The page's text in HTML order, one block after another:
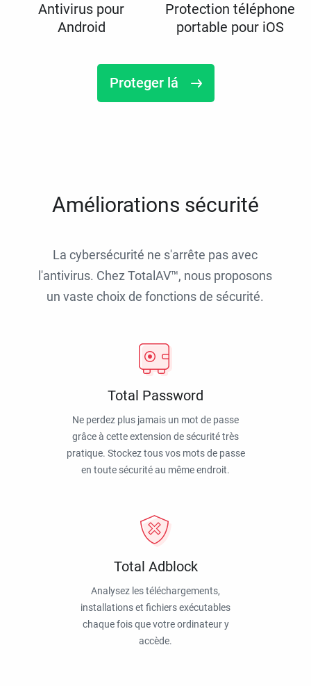
Antivirus pour
Android
Protection téléphone
portable pour iOS
Proteger lá
Améliorations sécurité
La cybersécurité ne s'arrête pas avec
l'antivirus. Chez TotalAV™, nous proposons
un vaste choix de fonctions de sécurité.
Total Password
Ne perdez plus jamais un mot de passe
grâce à cette extension de sécurité très
pratique. Stockez tous vos mots de passe
en toute sécurité au même endroit.
Total Adblock
Analysez les téléchargements,
installations et fichiers exécutables
chaque fois que votre ordinateur y
accède.